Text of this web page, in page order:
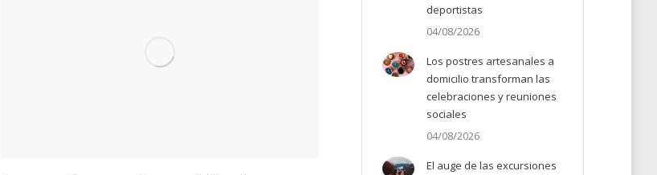
deportistas
04/08/2026
Los postres artesanales a
domicilio transforman las
celebraciones y reuniones
sociales
04/08/2026
El auge de las excursiones